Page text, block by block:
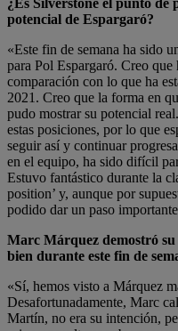
¿Es Silverstone el punto
potencial de Espargaró?
«Este fin de semana ha sido
para Pol Espargaró. Creo que
comparación con lo que ha
2021. Creo que la forma en
pudo mostrar su potencial
estas posiciones, por lo que
seguir así y continuar
en el equipo, ha sido difícil
Estuvo fantástico durante la
position’ y, aunque por
podido dar un paso
Marc Márquez demostró
bien durante este fin de
«Sí, hemos visto a Márquez
Desafortunadamente, Marc
Martín, no era su intención,